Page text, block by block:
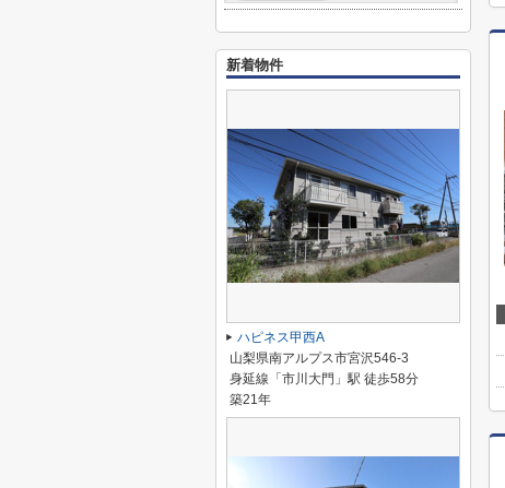
新着物件
ハピネス甲西A
山梨県南アルプス市宮沢546-3
身延線「市川大門」駅 徒歩58分
築21年